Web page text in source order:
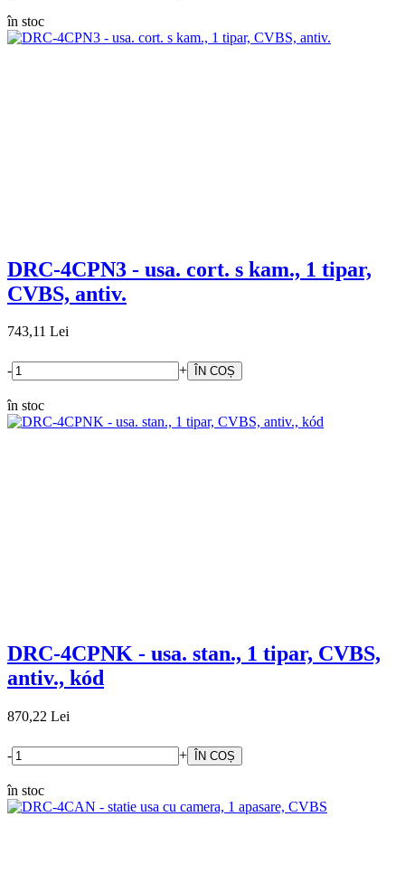
în stoc
DRC-4CPN3 - usa. cort. s kam., 1 tipar,
CVBS, antiv.
743,11 Lei
- +
în stoc
DRC-4CPNK - usa. stan., 1 tipar, CVBS,
antiv., kód
870,22 Lei
- +
în stoc